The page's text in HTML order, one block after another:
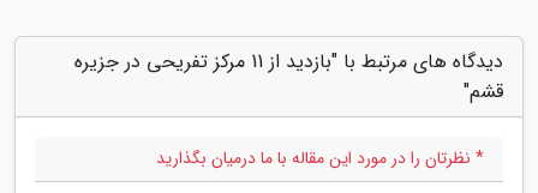
دیدگاه های مرتبط با "بازدید از 11 مرکز تفریحی در جزیره
قشم"
* نظرتان را در مورد این مقاله با ما درمیان بگذارید